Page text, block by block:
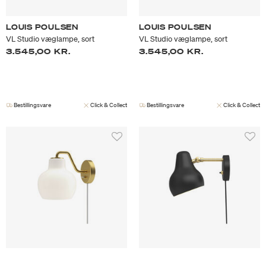
LOUIS POULSEN
VL Studio væglampe, sort
3.545,00 KR.
Bestillingsvare Click & Collect
LOUIS POULSEN
VL Studio væglampe, sort
3.545,00 KR.
Bestillingsvare Click & Collect